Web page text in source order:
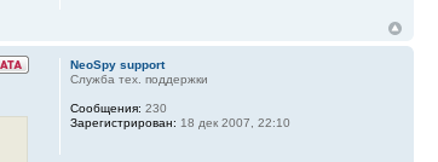
NeoSpy support
Служба тех. поддержки
Сообщения: 230
Зарегистрирован: 18 дек 2007, 22:10